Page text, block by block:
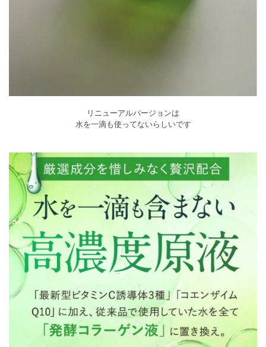
リニューアルバージョンは
水を一滴も使ってないらしいです